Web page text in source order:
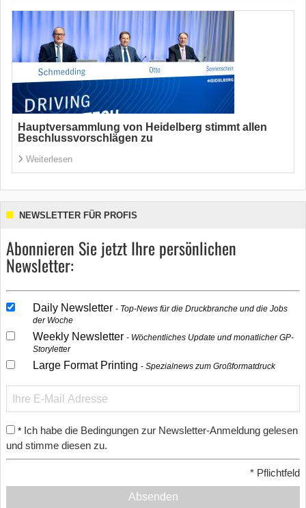
Hauptversammlung von Heidelberg stimmt allen
Beschlussvorschlägen zu
Weiterlesen
NEWSLETTER FÜR PROFIS
Abonnieren Sie jetzt Ihre persönlichen
Newsletter:
Daily Newsletter
Top-News für die Druckbranche und die Jobs
der Woche
Weekly Newsletter
Wöchentliches Update und monatlicher GP-
Storyletter
Large Format Printing Spezialnews zum Großformatdruck
* Ich habe die Bedingungen zur Newsletter-Anmeldung gelesen
und stimme diesen zu.
* Pflichtfeld
Absenden